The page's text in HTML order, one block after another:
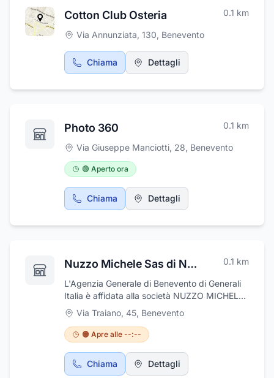
Cotton Club Osteria 0.1 km
Via Annunziata, 130, Benevento
Chiama Dettagli
Photo 360 0.1 km
Via Giuseppe Manciotti, 28, Benevento
🟢 Aperto ora
Chiama Dettagli
Nuzzo Michele Sas di Nuzzo Michele 0.1 km
L'Agenzia Generale di Benevento di Generali
Italia è affidata alla società NUZZO MICHELE
SAS DI NUZZO MICHELE. L'Agenzia, che
opera a Benevento dal 1868, oggi ha una
squadra composta da 15 professionisti tra
dipendenti di Agenzia e collaboratori
commerciali che si impegnano ogni giorno per
accompagnare e proteggere i progetti di vita
Via Traiano, 45, Benevento
🟠 Apre alle --:--
Chiama Dettagli